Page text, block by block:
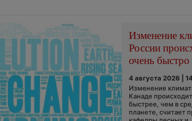
Изменение
России
очень быстро
4 августа 2026 |
Изменение
Канаде
быстрее, чем в
планете, считает